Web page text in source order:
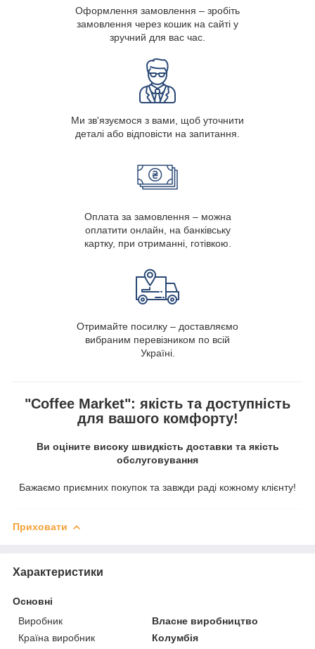
Оформлення замовлення – зробіть
замовлення через кошик на сайті у
зручний для вас час.
Ми зв'язуємося з вами, щоб уточнити
деталі або відповісти на запитання.
Оплата за замовлення – можна
оплатити онлайн, на банківську
картку, при отриманні, готівкою.
Отримайте посилку – доставляємо
вибраним перевізником по всій
Україні.
"Coffee Market": якість та доступність
для вашого комфорту!
Ви оціните високу швидкість доставки та якість
обслуговування
Бажаємо приємних покупок та завжди раді кожному клієнту!
Приховати
Характеристики
Основні
Виробник
Власне виробництво
Країна виробник
Колумбія